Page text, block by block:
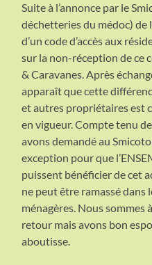
Suite à l’annonce par le
déchetteries du médoc) de
d’un code d’accès aux
sur la non-réception de ce
& Caravanes. Après
apparaît que cette
et autres propriétaires est
en vigueur. Compte tenu
avons demandé au
exception pour que
puissent bénéficier de cet
ne peut être ramassé dans
ménagères. Nous sommes
retour mais avons bon
aboutisse.